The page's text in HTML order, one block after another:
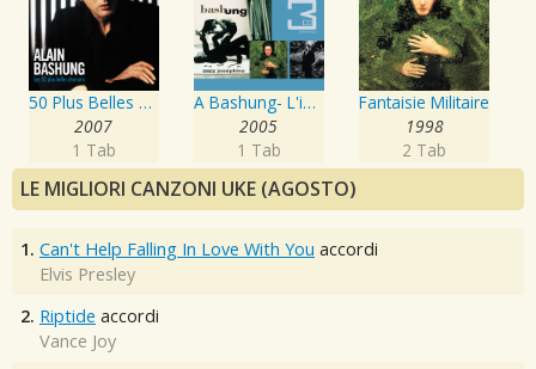
50 Plus Belles Chansons
2007
1 Tab
A Bashung- L'imprudence / Fantaisie Militaire / Osez Josephine
2005
1 Tab
Fantaisie Militaire
1998
2 Tab
LE MIGLIORI CANZONI UKE (AGOSTO)
1. Can't Help Falling In Love With You accordi
Elvis Presley
2. Riptide accordi
Vance Joy